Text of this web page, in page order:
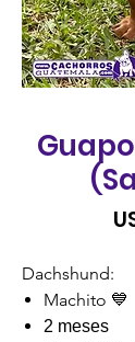
Dachshund:
Machito 💙
2 meses